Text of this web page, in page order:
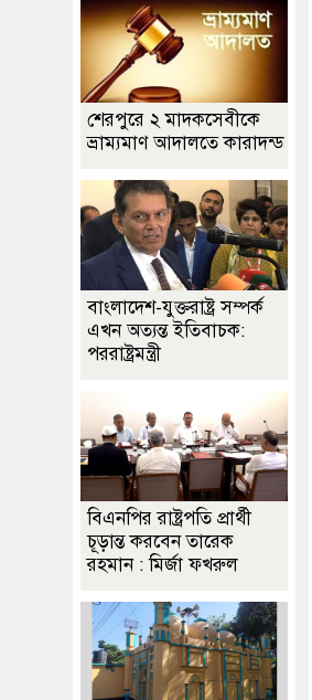
শেরপুরে ২ মাদকসেবীকে
ভ্রাম্যমাণ আদালতে কারাদন্ড
বাংলাদেশ-যুক্তরাষ্ট্র সম্পর্ক
এখন অত্যন্ত ইতিবাচক:
পররাষ্ট্রমন্ত্রী
বিএনপির রাষ্ট্রপতি প্রার্থী
চূড়ান্ত করবেন তারেক
রহমান : মির্জা ফখরুল